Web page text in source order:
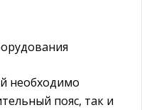
необходимо
пояс, так и